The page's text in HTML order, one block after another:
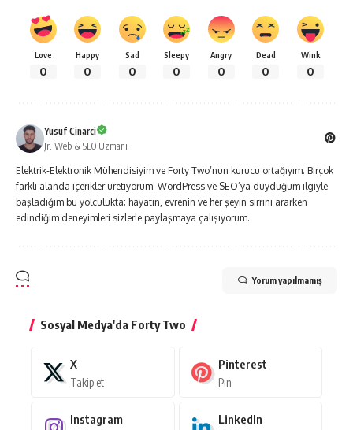
Love
0
Happy
0
Sad
0
Sleepy
0
Angry
0
Dead
0
Wink
0
Yusuf Cinarci
Jr. Web & SEO Uzmanı
Elektrik-Elektronik Mühendisiyim ve Forty Two’nun kurucu ortağıyım. Birçok
farklı alanda içerikler üretiyorum. WordPress ve SEO’ya duyduğum ilgiyle
başladığım bu yolculukta; hayatın, evrenin ve her şeyin sırrını ararken
edindiğim deneyimleri sizlerle paylaşmaya çalışıyorum.
Yorum yapılmamış
Sosyal Medya'da Forty Two
X
Takip et
Pinterest
Pin
Instagram LinkedIn